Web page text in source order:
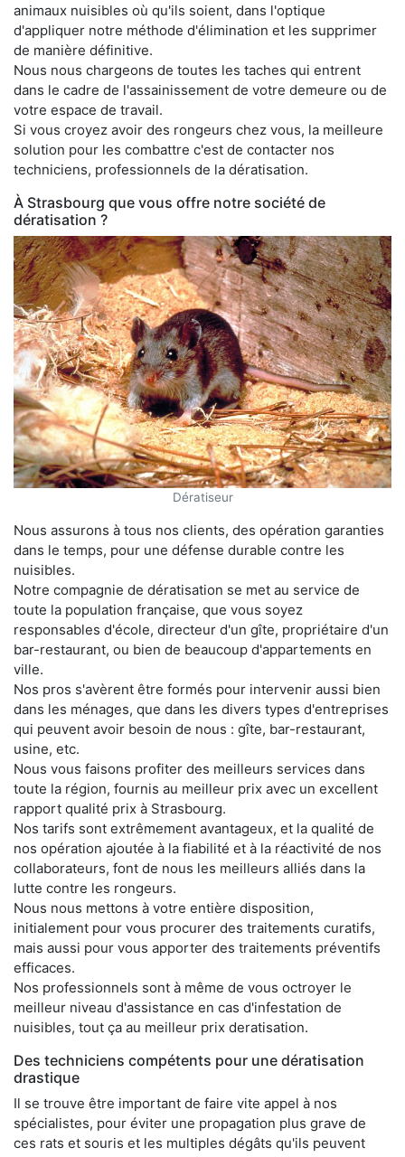
animaux nuisibles où qu'ils soient, dans l'optique
d'appliquer notre méthode d'élimination et les supprimer
de manière définitive.
Nous nous chargeons de toutes les taches qui entrent
dans le cadre de l'assainissement de votre demeure ou de
votre espace de travail.
Si vous croyez avoir des rongeurs chez vous, la meilleure
solution pour les combattre c'est de contacter nos
techniciens, professionnels de la dératisation.
À Strasbourg que vous offre notre société de
dératisation ?
Dératiseur
Nous assurons à tous nos clients, des opération garanties
dans le temps, pour une défense durable contre les
nuisibles.
Notre compagnie de dératisation se met au service de
toute la population française, que vous soyez
responsables d'école, directeur d'un gîte, propriétaire d'un
bar-restaurant, ou bien de beaucoup d'appartements en
ville.
Nos pros s'avèrent être formés pour intervenir aussi bien
dans les ménages, que dans les divers types d'entreprises
qui peuvent avoir besoin de nous : gîte, bar-restaurant,
usine, etc.
Nous vous faisons profiter des meilleurs services dans
toute la région, fournis au meilleur prix avec un excellent
rapport qualité prix à Strasbourg.
Nos tarifs sont extrêmement avantageux, et la qualité de
nos opération ajoutée à la fiabilité et à la réactivité de nos
collaborateurs, font de nous les meilleurs alliés dans la
lutte contre les rongeurs.
Nous nous mettons à votre entière disposition,
initialement pour vous procurer des traitements curatifs,
mais aussi pour vous apporter des traitements préventifs
efficaces.
Nos professionnels sont à même de vous octroyer le
meilleur niveau d'assistance en cas d'infestation de
nuisibles, tout ça au meilleur prix deratisation.
Des techniciens compétents pour une dératisation
drastique
Il se trouve être important de faire vite appel à nos
spécialistes, pour éviter une propagation plus grave de
ces rats et souris et les multiples dégâts qu'ils peuvent